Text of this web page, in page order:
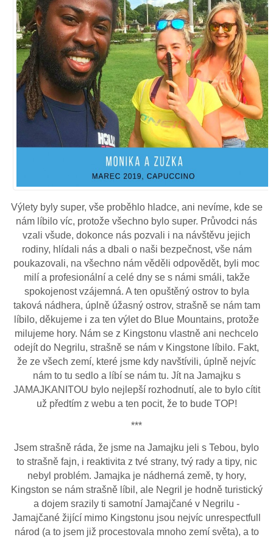
Výlety byly super, vše proběhlo hladce, ani nevíme, kde se
nám líbilo víc, protože všechno bylo super. Průvodci nás
vzali všude, dokonce nás pozvali i na návštěvu jejich
rodiny, hlídali nás a dbali o naši bezpečnost, vše nám
poukazovali, na všechno nám věděli odpovědět, byli moc
milí a profesionální a celé dny se s námi smáli, takže
spokojenost vzájemná. A ten opuštěný ostrov to byla
taková nádhera, úplně úžasný ostrov, strašně se nám tam
líbilo, děkujeme i za ten výlet do Blue Mountains, protože
milujeme hory. Nám se z Kingstonu vlastně ani nechcelo
odejít do Negrilu, strašně se nám v Kingstone líbilo. Fakt,
že ze všech zemí, které jsme kdy navštívili, úplně nejvíc
nám to tu sedlo a líbí se nám tu. Jít na Jamajku s
JAMAJKANITOU bylo nejlepší rozhodnutí, ale to bylo cítit
už předtím z webu a ten pocit, že to bude TOP!
***
Jsem strašně ráda, že jsme na Jamajku jeli s Tebou, bylo
to strašně fajn, i reaktivita z tvé strany, tvý rady a tipy, nic
nebyl problém. Jamajka je nádherná země, ty hory,
Kingston se nám strašně líbil, ale Negril je hodně turistický
a dojem srazily ti samotní Jamajčané v Negrilu -
Jamajčané žijící mimo Kingstonu jsou nejvíc unrespectfull
národ (a to jsem již procestovala mnoho zemí světa), a to